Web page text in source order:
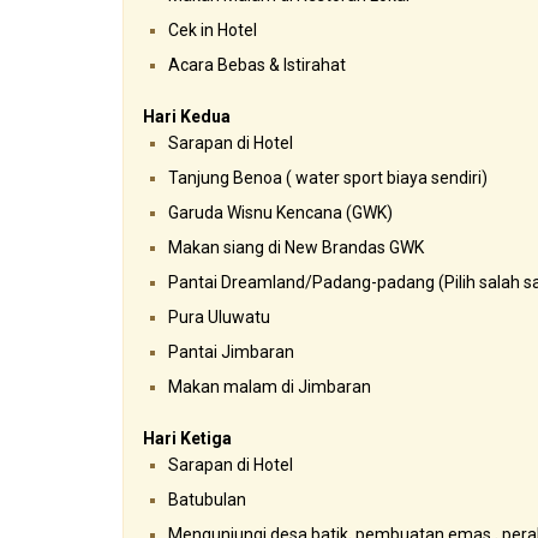
Cek in Hotel
Acara Bebas & Istirahat
Hari Kedua
Sarapan di Hotel
Tanjung Benoa ( water sport biaya sendiri)
Garuda Wisnu Kencana (GWK)
Makan siang di New Brandas GWK
Pantai Dreamland/Padang-padang (Pilih salah
Pura Uluwatu
Pantai Jimbaran
Makan malam di Jimbaran
Hari Ketiga
Sarapan di Hotel
Batubulan